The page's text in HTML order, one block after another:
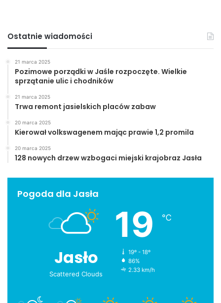
Ostatnie wiadomości
21 marca 2025
Pozimowe porządki w Jaśle rozpoczęte. Wielkie
sprzątanie ulic i chodników
21 marca 2025
Trwa remont jasielskich placów zabaw
20 marca 2025
Kierował volkswagenem mając prawie 1,2 promila
20 marca 2025
128 nowych drzew wzbogaci miejski krajobraz Jasła
Pogoda dla Jasła
Jasło
Scattered Clouds
19 ℃
19º - 18º
86%
2.33 km/h